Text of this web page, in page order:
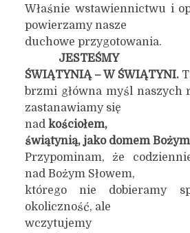
Właśnie wstawiennictwu i
powierzamy nasze
duchowe przygotowania.
JESTEŚMY
ŚWIĄTYNIĄ – W ŚWIĄTYNI.
brzmi główna myśl naszych
zastanawiamy się
nad kościołem,
świątynią, jako domem
Przypominam, że
nad Bożym Słowem,
którego nie dobieramy
okoliczność, ale
wczytujemy